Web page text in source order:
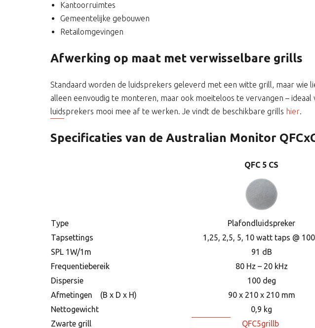
Kantoorruimtes
Gemeentelijke gebouwen
Retailomgevingen
Afwerking op maat met verwisselbare grills
Standaard worden de luidsprekers geleverd met een witte grill, maar wie
alleen eenvoudig te monteren, maar ook moeiteloos te vervangen –
luidsprekers mooi mee af te werken. Je vindt de beschikbare grills hier.
Specificaties van de Australian Monitor
QFC 5 CS
Type Plafondluidspreker
Tapsettings
1,25, 2,5, 5, 10 watt taps @
SPL 1W/1m
91 dB
Frequentiebereik
80 Hz – 20 kHz
Dispersie
100 deg
Afmetingen (B x D x H)
90 x 210 x 210 mm
Nettogewicht
0,9 kg
Zwarte grill
QFC5grillb